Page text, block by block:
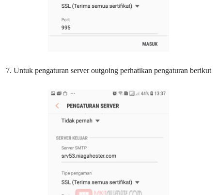
7. Untuk pengaturan server outgoing perhatikan pengaturan berikut